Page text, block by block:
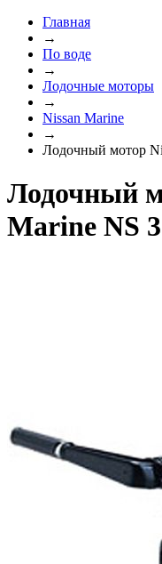
Главная
→
По воде
→
Лодочные моторы
→
Nissan Marine
→
Лодочный мотор
Лодочный
Marine NS